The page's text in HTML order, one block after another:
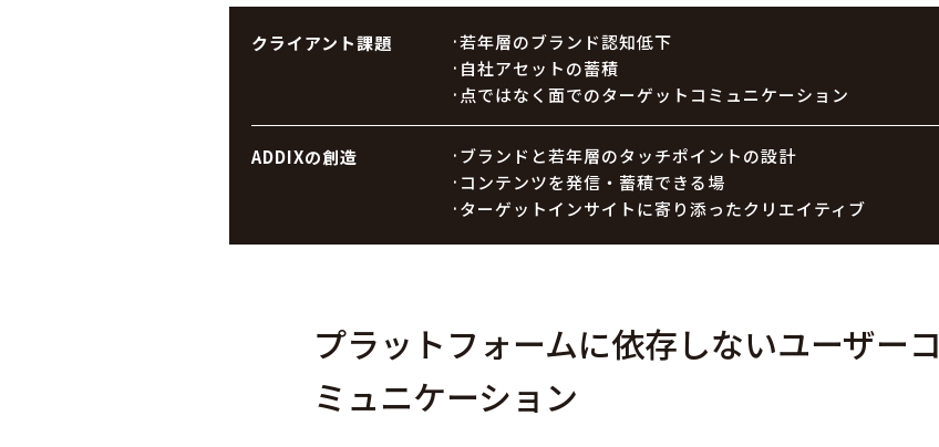
クライアント課題
若年層のブランド認知低下
自社アセットの蓄積
点ではなく面でのターゲットコミュニケーション
ADDIXの創造
ブランドと若年層のタッチポイントの設計
コンテンツを発信・蓄積できる場
ターゲットインサイトに寄り添ったクリエイティブ
プラットフォームに依存しないユーザーコ
ミュニケーション